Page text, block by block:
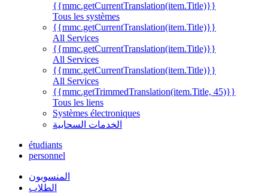
{{mmc.getCurrentTranslation(item.Title)}}
Tous les systèmes
{{mmc.getCurrentTranslation(item.Title)}}
All Services
{{mmc.getCurrentTranslation(item.Title)}}
All Services
{{mmc.getCurrentTranslation(item.Title)}}
All Services
{{mmc.getTrimmedTranslation(item.Title, 45)}}
Tous les liens
Systèmes électroniques
الخدمات السحابية
étudiants
personnel
المنسوبون
الطلاب